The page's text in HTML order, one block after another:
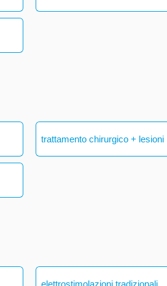
trattamento chirurgico + lesioni
elettrostimolazioni tradizionali